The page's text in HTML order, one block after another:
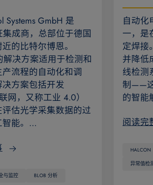
Systems GmbH 是
集成商，总部位于德国
的比特尔博恩。
解决方案适用于检测和
流程的自动化和调
方案包括开发
网，又称工业 4.0）
估光学采集数据的过
智能。…
与监控
BLOB 分析
自动化
一，是
定焊接
并降低
线检测
制——
的智
阅读完
HALCON
异常值检